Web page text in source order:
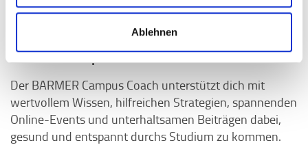
Ablehnen
BARMER Campus Coach
Der BARMER Campus Coach unterstützt dich mit
wertvollem Wissen, hilfreichen Strategien, spannenden
Online-Events und unterhaltsamen Beiträgen dabei,
gesund und entspannt durchs Studium zu kommen.